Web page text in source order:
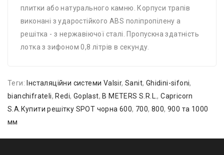
плитки або натурального камню. Корпуси трапів
виконані з ударостійкого ABS поліпропілену а
решітка - з нержавіючої сталі. Пропускна здатність
лотка з зифоном 0,8 літрів в секунду.
Теги: Інсталяційни системи Valsir,Sanit, Ghidini-sifoni,
bianchifrateli, Redi, Goplast, B METERS S.R.L.,Capricorn
S.A.Купити решітку SPOT чорна 600, 700,800,900 та 1000
мм